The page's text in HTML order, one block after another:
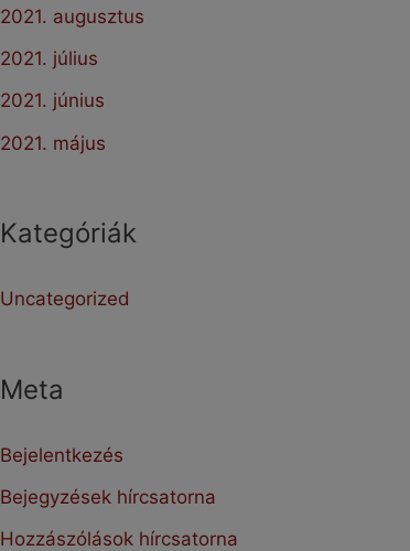
2021. augusztus
2021. július
2021. június
2021. május
Kategóriák
Uncategorized
Meta
Bejelentkezés
Bejegyzések hírcsatorna
Hozzászólások hírcsatorna